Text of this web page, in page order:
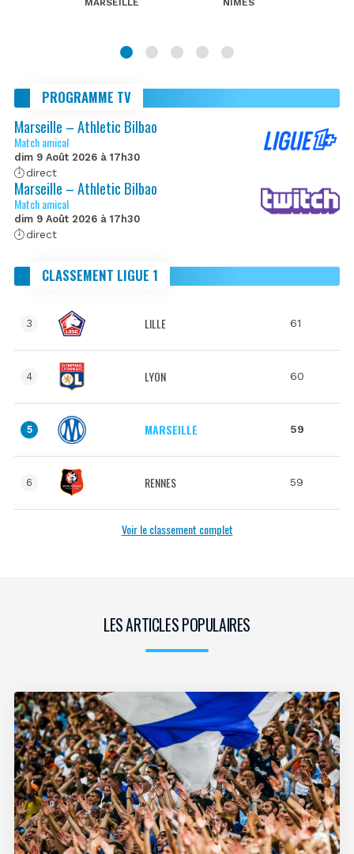
MARSEILLE NIMES
PROGRAMME TV
Marseille – Athletic Bilbao
Match amical
dim 9 Août 2026 à 17h30
direct
Marseille – Athletic Bilbao
Match amical
dim 9 Août 2026 à 17h30
direct
CLASSEMENT LIGUE 1
3 LILLE 61
4 LYON 60
5 MARSEILLE 59
6 RENNES 59
Voir le classement complet
LES ARTICLES POPULAIRES